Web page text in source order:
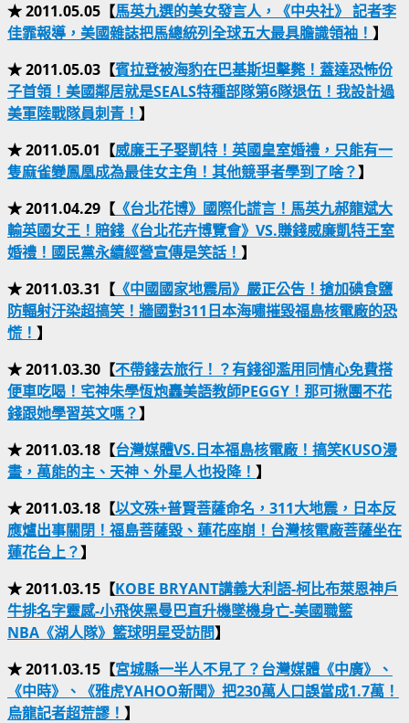
★ 2011.05.05【馬英九選的美女發言人，《中央社》 記者李
佳霏報導，美國雜誌把馬總統列全球五大最具膽識領袖！ 】
★ 2011.05.03【賓拉登被海豹在巴基斯坦擊斃！蓋達恐怖份
子首領！美國鄰居就是SEALS特種部隊第6隊退伍！我設計過
美軍陸戰隊員刺青！ 】
★ 2011.05.01【威廉王子娶凱特！英國皇室婚禮，只能有一
隻麻雀變鳳凰成為最佳女主角！其他競爭者學到了啥？】
★ 2011.04.29【 《台北花博》國際化謊言！馬英九郝龍斌大
輸英國女王！賠錢《台北花卉博覽會》VS.賺錢威廉凱特王室
婚禮！國民黨永續經營宣傳是笑話！ 】
★ 2011.03.31【 《中國國家地震局》嚴正公告！搶加碘食鹽
防輻射汙染超搞笑！牆國對311日本海嘯摧毀福島核電廠的恐
慌！ 】
★ 2011.03.30【不帶錢去旅行！？有錢卻濫用同情心免費搭
便車吃喝！宅神朱學恆炮轟美語教師PEGGY！那可揪團不花
錢跟她學習英文嗎？】
★ 2011.03.18【台灣媒體VS.日本福島核電廠！搞笑KUSO漫
畫，萬能的主、天神、外星人也投降！ 】
★ 2011.03.18【以文殊+普賢菩薩命名，311大地震，日本反
應爐出事關閉！福島菩薩毀、蓮花座崩！台灣核電廠菩薩坐在
蓮花台上？】
★ 2011.03.15【KOBE BRYANT講義大利語-柯比布萊恩神戶
牛排名字靈感-小飛俠黑曼巴直升機墜機身亡-美國職籃
NBA《湖人隊》籃球明星受訪問】
★ 2011.03.15【宮城縣一半人不見了？台灣媒體《中廣》、
《中時》、《雅虎YAHOO新聞》把230萬人口誤當成1.7萬！
烏龍記者超荒謬！ 】